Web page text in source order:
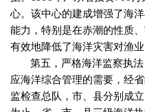
心。该中心的建成增强了海
能力，特别是在赤潮的性质
有效地降低了海洋灾害对渔
第五，严格海洋监察执
应海洋综合管理的需要，经
监检查总队，市、县分别成